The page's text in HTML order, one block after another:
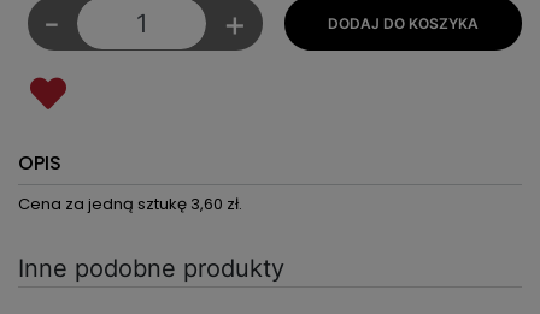
- +
OPIS
Cena za jedną sztukę 3,60 zł.
Inne podobne produkty